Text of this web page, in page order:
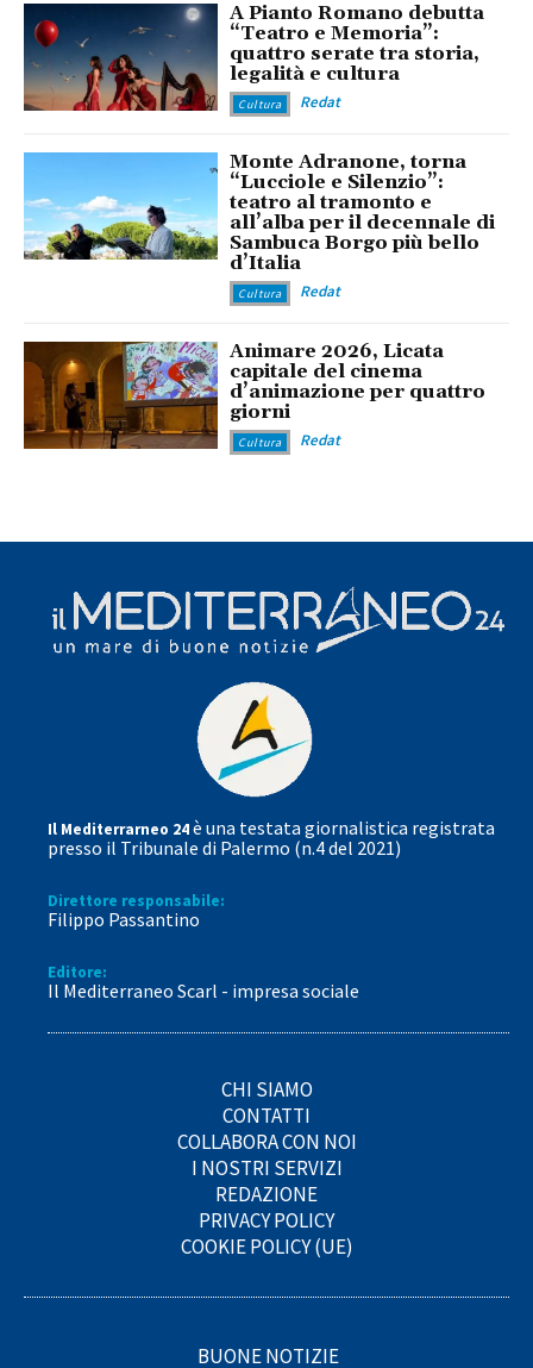
A Pianto Romano debutta
“Teatro e Memoria”:
quattro serate tra storia,
legalità e cultura
Cultura Redat
Monte Adranone, torna
“Lucciole e Silenzio”:
teatro al tramonto e
all’alba per il decennale di
Sambuca Borgo più bello
d’Italia
Cultura Redat
Animare 2026, Licata
capitale del cinema
d’animazione per quattro
giorni
Cultura Redat
Il Mediterrarneo 24è una testata giornalistica registrata
presso il Tribunale di Palermo (n.4 del 2021)
Direttore responsabile:
Filippo Passantino
Editore:
Il Mediterraneo Scarl - impresa sociale
CHI SIAMO
CONTATTI
COLLABORA CON NOI
I NOSTRI SERVIZI
REDAZIONE
PRIVACY POLICY
COOKIE POLICY (UE)
BUONE NOTIZIE